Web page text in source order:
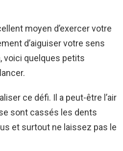
moyen d’exercer votre
d’aiguiser votre sens
voici quelques petits
ce défi. Il a peut-être l’air
sont cassés les dents
et surtout ne laissez pas le